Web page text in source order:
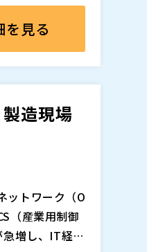
対応 CO
差1µs以内の高
プルに構成で
、そして過
ます。
たいが、遅延
ている方 ・Et
発生してい
遅れを招き、
判断できな
ケットブロー
把握する仕組
侵入経路や障
生産技術部門
もに、OTネッ
の重要性は
内容です。OT
す。
を見る
造現場
ットワーク（O
（産業用制御
増し、IT経由